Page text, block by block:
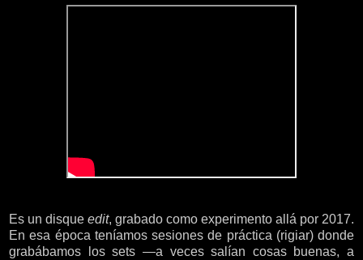
Es un disque edit, grabado como experimento allá por 2017.
En esa época teníamos sesiones de práctica (rigiar) donde
grabábamos los sets —a veces salían cosas buenas, a